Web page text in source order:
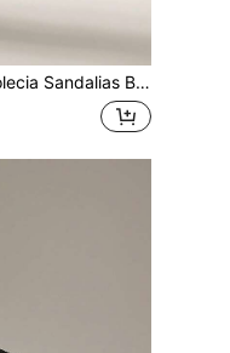
Sandalias Boken para hombres